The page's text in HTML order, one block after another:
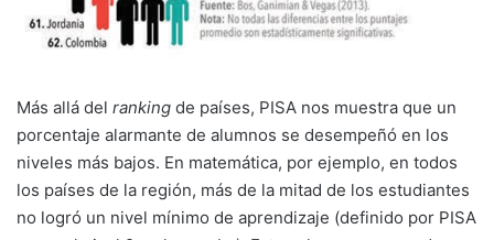
Más allá del ranking de países, PISA nos muestra que un
porcentaje alarmante de alumnos se desempeñó en los
niveles más bajos. En matemática, por ejemplo, en todos
los países de la región, más de la mitad de los estudiantes
no logró un nivel mínimo de aprendizaje (definido por PISA